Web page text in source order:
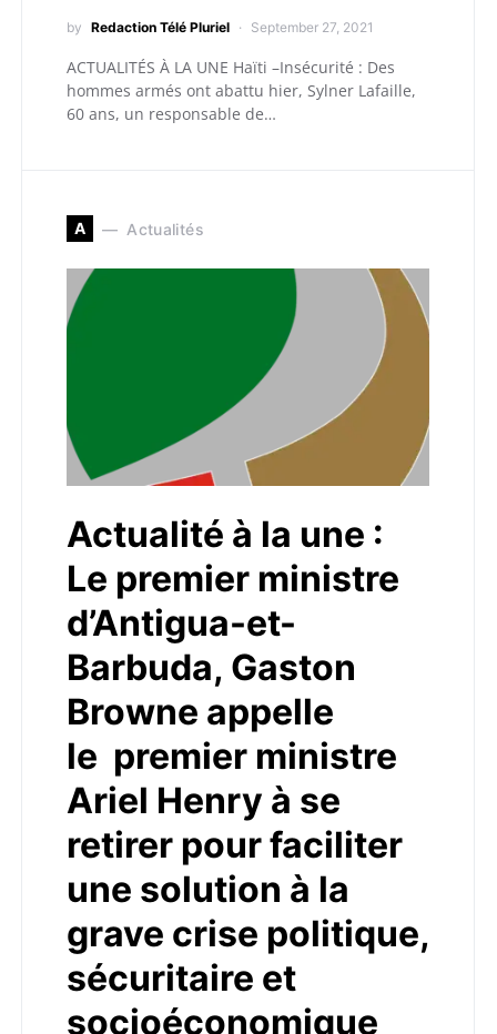
by Redaction Télé Pluriel September 27, 2021
ACTUALITÉS À LA UNE Haïti –Insécurité : Des
hommes armés ont abattu hier, Sylner Lafaille,
60 ans, un responsable de…
A Actualités
Actualité à la une :
Le premier ministre
d’Antigua-et-
Barbuda, Gaston
Browne appelle
le premier ministre
Ariel Henry à se
retirer pour faciliter
une solution à la
grave crise politique,
sécuritaire et
socioéconomique